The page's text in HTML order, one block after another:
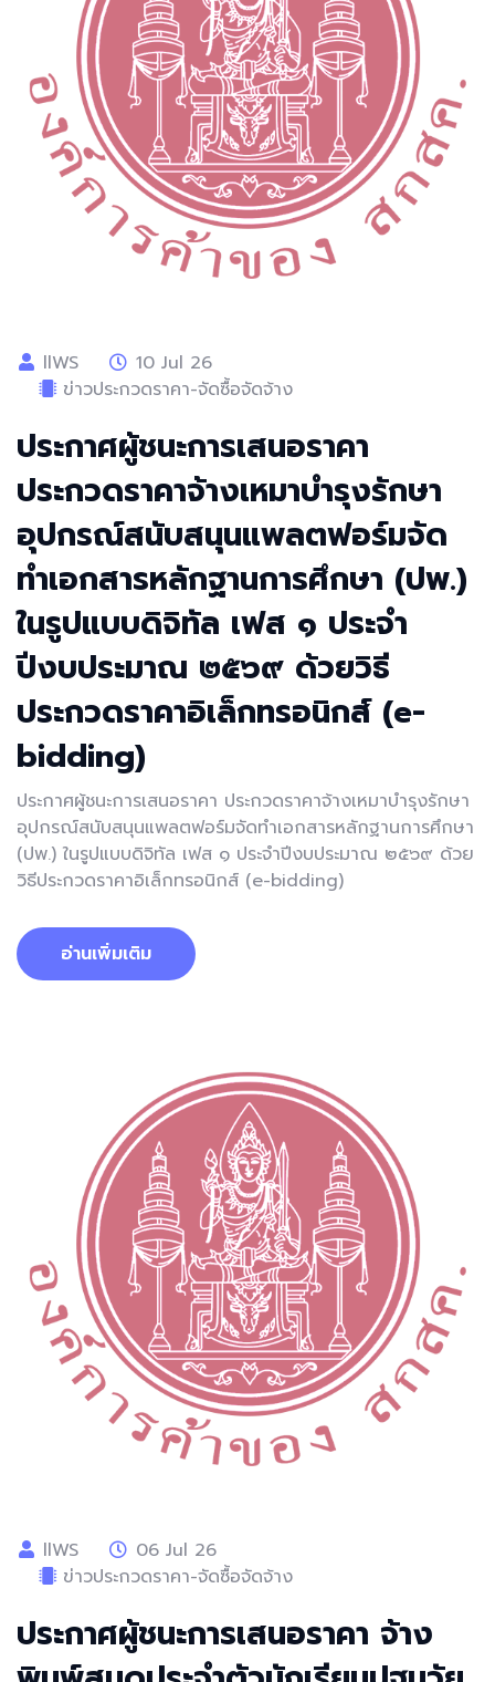
llWS
10 Jul 26
ข่าวประกวดราคา-จัดซื้อจัดจ้าง
ประกาศผู้ชนะการเสนอราคา
ประกวดราคาจ้างเหมาบำรุงรักษา
อุปกรณ์สนับสนุนแพลตฟอร์มจัด
ทำเอกสารหลักฐานการศึกษา (ปพ.)
ในรูปแบบดิจิทัล เฟส ๑ ประจำ
ปีงบประมาณ ๒๕๖๙ ด้วยวิธี
ประกวดราคาอิเล็กทรอนิกส์ (e-
bidding)
ประกาศผู้ชนะการเสนอราคา ประกวดราคาจ้างเหมาบำรุงรักษา
อุปกรณ์สนับสนุนแพลตฟอร์มจัดทำเอกสารหลักฐานการศึกษา
(ปพ.) ในรูปแบบดิจิทัล เฟส ๑ ประจำปีงบประมาณ ๒๕๖๙ ด้วย
วิธีประกวดราคาอิเล็กทรอนิกส์ (e-bidding)
อ่านเพิ่มเติม
llWS
06 Jul 26
ข่าวประกวดราคา-จัดซื้อจัดจ้าง
ประกาศผู้ชนะการเสนอราคา จ้าง